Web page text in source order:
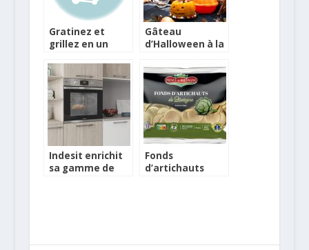
Gratinez et
grillez en un
micro-ondes
avec le Micro Pro
Grill Tupperware
Gâteau
d’Halloween à la
Indesit enrichit
sa gamme de
Fonds
d’artichauts